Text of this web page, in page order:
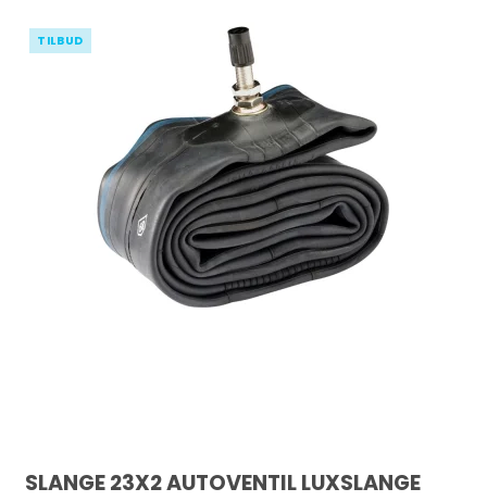
TILBUD
SLANGE 23X2 AUTOVENTIL LUXSLANGE